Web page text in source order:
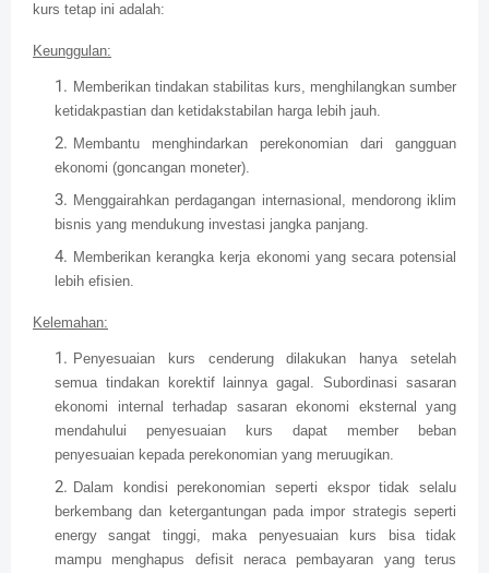
kurs tetap ini adalah:
Keunggulan:
Memberikan tindakan stabilitas kurs, menghilangkan sumber
ketidakpastian dan ketidakstabilan harga lebih jauh.
Membantu menghindarkan perekonomian dari gangguan
ekonomi (goncangan moneter).
Menggairahkan perdagangan internasional, mendorong iklim
bisnis yang mendukung investasi jangka panjang.
Memberikan kerangka kerja ekonomi yang secara potensial
lebih efisien.
Kelemahan:
Penyesuaian kurs cenderung dilakukan hanya setelah
semua tindakan korektif lainnya gagal. Subordinasi sasaran
ekonomi internal terhadap sasaran ekonomi eksternal yang
mendahului penyesuaian kurs dapat member beban
penyesuaian kepada perekonomian yang meruugikan.
Dalam kondisi perekonomian seperti ekspor tidak selalu
berkembang dan ketergantungan pada impor strategis seperti
energy sangat tinggi, maka penyesuaian kurs bisa tidak
mampu menghapus defisit neraca pembayaran yang terus